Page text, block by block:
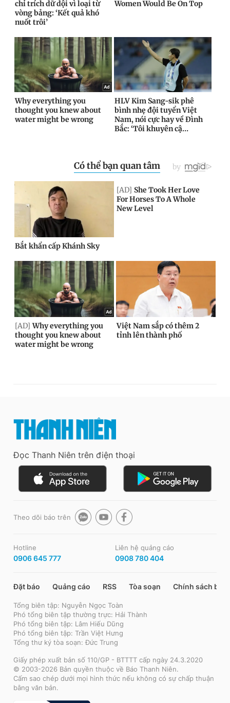
Đọc Thanh Niên trên điện thoại
Theo dõi báo trên
Hotline
0906 645 777
Liên hệ quảng cáo
0908 780 404
Đặt báo Quảng cáo RSS Tòa soạn Chính sách bảo
Tổng biên tập: Nguyễn Ngọc Toàn
Phó tổng biên tập thường trực: Hải Thành
Phó tổng biên tập: Lâm Hiếu Dũng
Phó tổng biên tập: Trần Việt Hưng
Tổng thư ký tòa soạn: Đức Trung
Giấy phép xuất bản số 110/GP - BTTTT cấp ngày 24.3.2020
© 2003-2026 Bản quyền thuộc về Báo Thanh Niên.
Cấm sao chép dưới mọi hình thức nếu không có sự chấp thuận
bằng văn bản.